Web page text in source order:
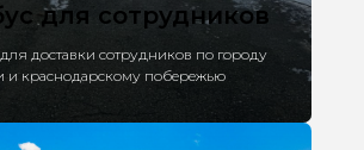
для сотрудников
доставки сотрудников по городу
и краснодарскому побережью